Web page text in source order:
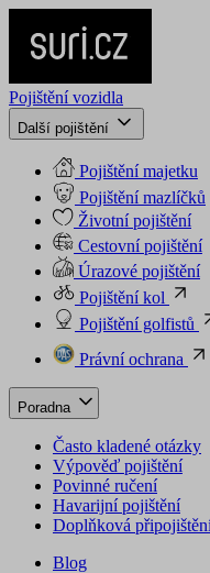
Pojištění vozidla
Další pojištění
Pojištění majetku
Pojištění mazlíčků
Životní pojištění
Cestovní pojištění
Úrazové pojištění
Pojištění kol
Pojištění golfistů
Právní ochrana
Poradna
Často kladené otázky
Výpověď pojištění
Povinné ručení
Havarijní pojištění
Doplňková
Blog